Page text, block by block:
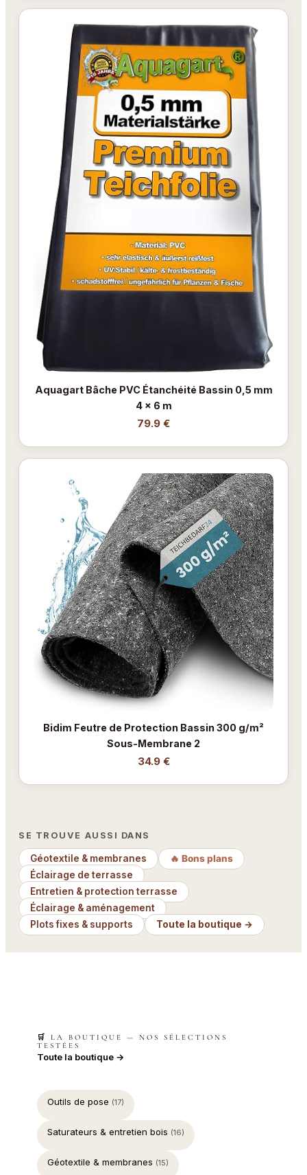
Aquagart Bâche PVC Étanchéité Bassin 0,5 mm
4 x 6 m
79.9 €
Bidim Feutre de Protection Bassin 300 g/m²
Sous-Membrane 2
34.9 €
SE TROUVE AUSSI DANS
Géotextile & membranes
🔥 Bons plans
Éclairage de terrasse
Entretien & protection terrasse
Éclairage & aménagement
Plots fixes & supports
Toute la boutique →
🛒 LA BOUTIQUE — NOS SÉLECTIONS
TESTÉES
Toute la boutique →
Outils de pose (17)
Saturateurs & entretien bois (16)
Géotextile & membranes (15)